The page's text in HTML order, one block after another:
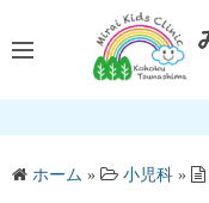
ン
ツ
へ
ホーム » 小児科 »